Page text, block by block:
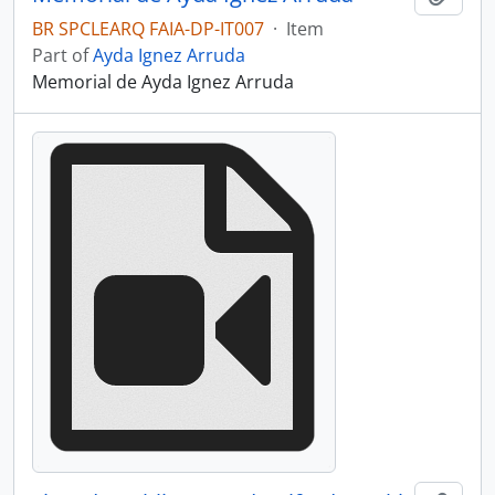
BR SPCLEARQ FAIA-DP-IT007 · Item
Part ofAyda Ignez Arruda
Memorial de Ayda Ignez Arruda